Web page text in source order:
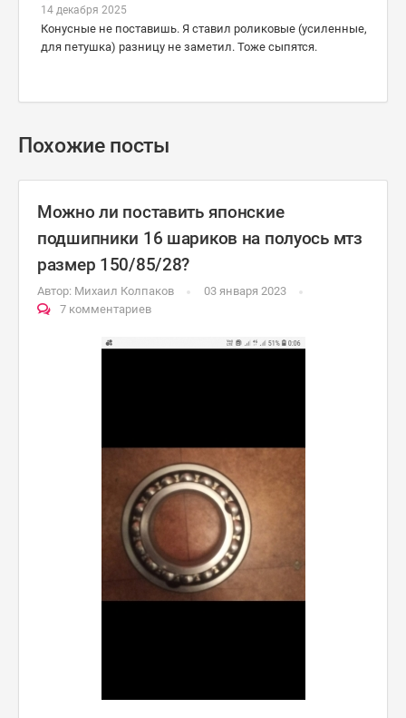
14 декабря 2025
Конусные не поставишь. Я ставил роликовые (усиленные,
для петушка) разницу не заметил. Тоже сыпятся.
Похожие посты
Можно ли поставить японские
подшипники 16 шариков на полуось мтз
размер 150/85/28?
Автор: Михаил Колпаков
03 января 2023
7 комментариев